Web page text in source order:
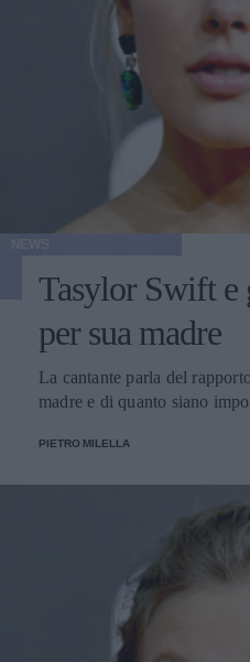
Tasylor Swift e
per sua madre
La cantante parla del
madre e di quanto siano
PIETRO MILELLA